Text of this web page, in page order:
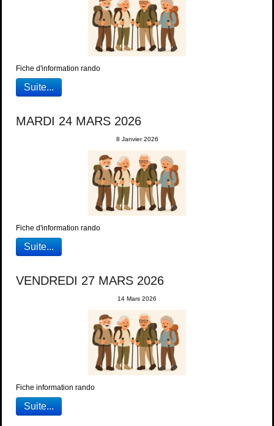
Fiche d'information rando
Suite...
MARDI 24 MARS 2026
8 Janvier 2026
Fiche d'information rando
Suite...
VENDREDI 27 MARS 2026
14 Mars 2026
Fiche information rando
Suite...